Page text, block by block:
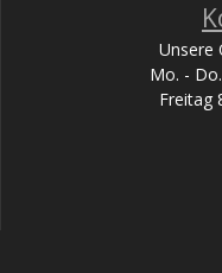
Unsere
Mo. -
Freitag